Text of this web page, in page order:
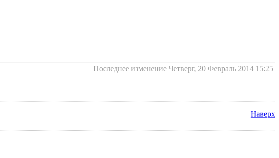
Последнее изменение Четверг, 20 Февраль 2014 15:25
Наверх